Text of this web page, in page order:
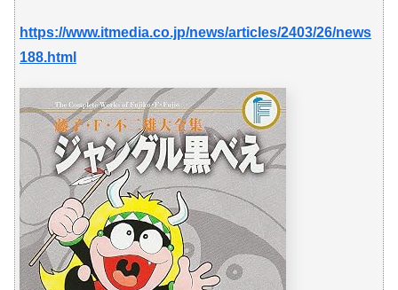
https://www.itmedia.co.jp/news/articles/2403/26/news
188.html